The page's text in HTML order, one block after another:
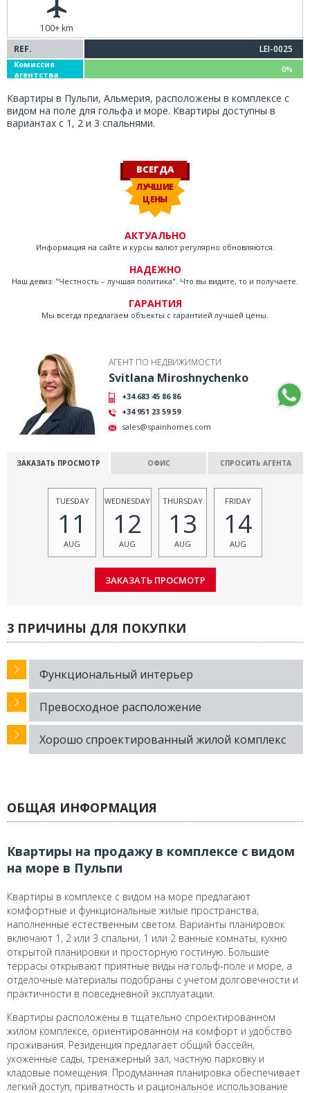
100+ km
REF.
LEI-0025
Комиссия
агентства
0%
Квартиры в Пульпи, Альмерия, расположены в комплексе с
видом на поле для гольфа и море. Квартиры доступны в
вариантах с 1, 2 и 3 спальнями.
ВСЕГДА
ЛУЧШИЕ
ЦЕНЫ
АКТУАЛЬНО
Информация на сайте и курсы валют регулярно обновляются.
НАДЕЖНО
Наш девиз: "Честность – лучшая политика". Что вы видите, то и получаете.
ГАРАНТИЯ
Мы всегда предлагаем объекты с гарантией лучшей цены.
АГЕНТ ПО НЕДВИЖИМОСТИ
Svitlana Miroshnychenko
+34 683 45 86 86
+34 951 23 59 59
sales@spainhomes.com
ЗАКАЗАТЬ ПРОСМОТР ОФИС СПРОСИТЬ АГЕНТА
TUESDAY
11
AUG
WEDNESDAY
12
AUG
THURSDAY
13
AUG
FRIDAY
14
AUG
3 ПРИЧИНЫ ДЛЯ ПОКУПКИ
Функциональный интерьер
Превосходное расположение
Хорошо спроектированный жилой комплекс
ОБЩАЯ ИНФОРМАЦИЯ
Квартиры на продажу в комплексе с видом
на море в Пульпи
Квартиры в комплексе с видом на море предлагают
комфортные и функциональные жилые пространства,
наполненные естественным светом. Варианты планировок
включают 1, 2 или 3 спальни, 1 или 2 ванные комнаты, кухню
открытой планировки и просторную гостиную. Большие
террасы открывают приятные виды на гольф-поле и море, а
отделочные материалы подобраны с учётом долговечности и
практичности в повседневной эксплуатации.
Квартиры расположены в тщательно спроектированном
жилом комплексе, ориентированном на комфорт и удобство
проживания. Резиденция предлагает общий бассейн,
ухоженные сады, тренажерный зал, частную парковку и
кладовые помещения. Продуманная планировка обеспечивает
легкий доступ, приватность и рациональное использование